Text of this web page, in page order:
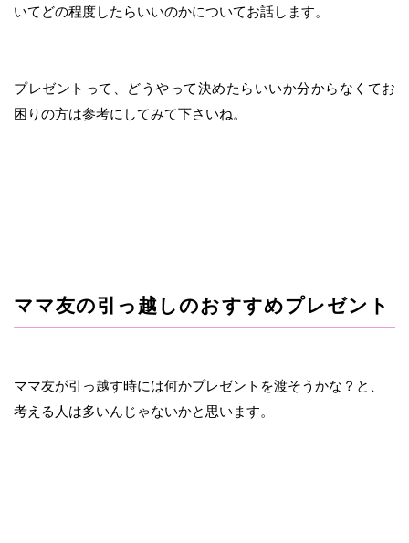
いてどの程度したらいいのかについてお話します。
プレゼントって、どうやって決めたらいいか分からなくてお
困りの方は参考にしてみて下さいね。
ママ友の引っ越しのおすすめプレゼント
ママ友が引っ越す時には何かプレゼントを渡そうかな？と、
考える人は多いんじゃないかと思います。